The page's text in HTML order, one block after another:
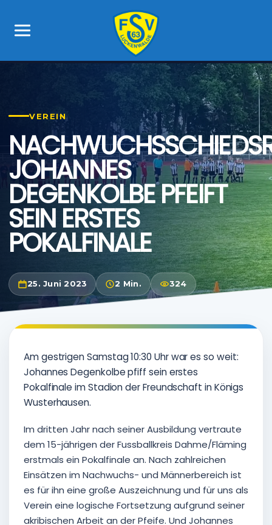
VEREIN
JOHANNES
DEGENKOLBE PFEIFT
SEIN ERSTES
POKALFINALE
25. Juni 2023 2 Min. 324
Am gestrigen Samstag 10:30 Uhr war es so weit:
Johannes Degenkolbe pfiff sein erstes
Pokalfinale im Stadion der Freundschaft in Königs
Wusterhausen.
Im dritten Jahr nach seiner Ausbildung vertraute
dem 15-jährigen der Fussballkreis Dahme/Fläming
erstmals ein Pokalfinale an. Nach zahlreichen
Einsätzen im Nachwuchs- und Männerbereich ist
es für ihn eine große Auszeichnung und für uns als
Verein eine logische Fortsetzung aufgrund seiner
akribischen Arbeit an der Pfeife. Und Johannes